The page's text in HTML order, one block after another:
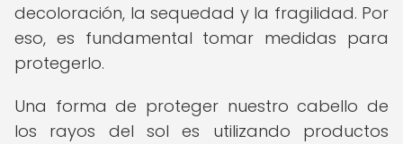
decoloración, la sequedad y la fragilidad. Por
eso, es fundamental tomar medidas para
protegerlo.
Una forma de proteger nuestro cabello de
los rayos del sol es utilizando productos